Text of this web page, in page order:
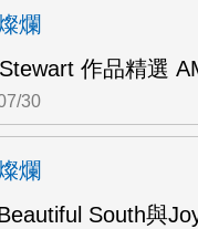
爛
作品精選
30
爛
South與